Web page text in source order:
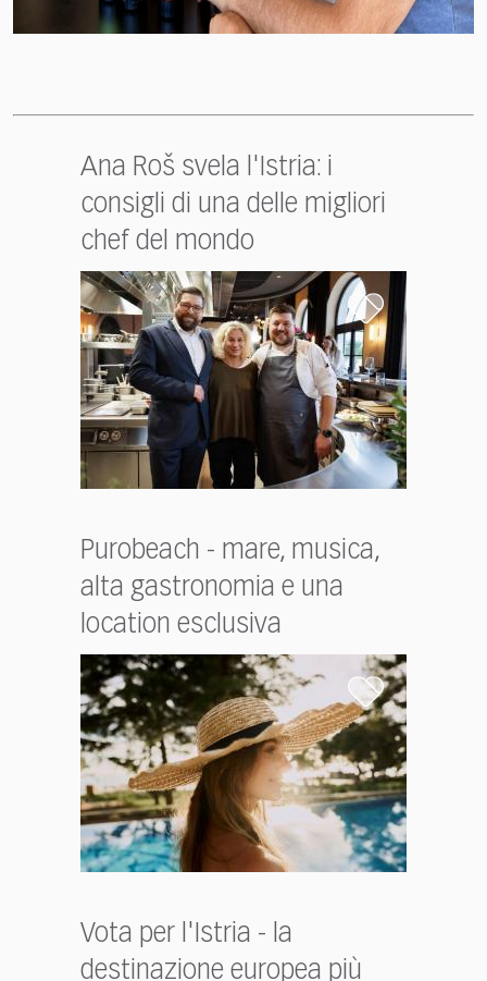
Ana Roš svela l'Istria: i
consigli di una delle migliori
chef del mondo
Purobeach - mare, musica,
alta gastronomia e una
location esclusiva
Vota per l'Istria - la
destinazione europea più